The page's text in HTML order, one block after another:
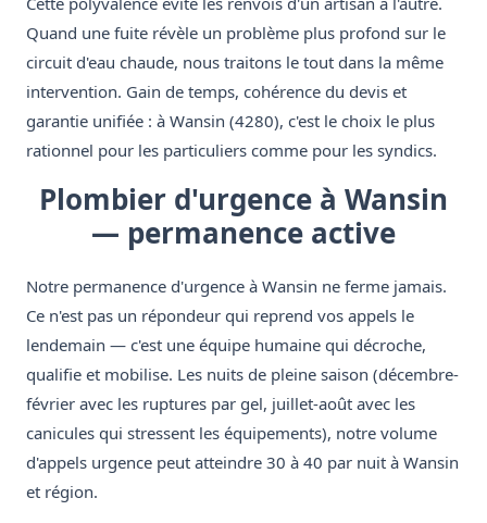
Quand une fuite révèle un problème plus profond sur le
circuit d'eau chaude, nous traitons le tout dans la même
intervention. Gain de temps, cohérence du devis et
garantie unifiée : à Wansin (4280), c'est le choix le plus
rationnel pour les particuliers comme pour les syndics.
Plombier d'urgence à Wansin
— permanence active
Notre permanence d'urgence à Wansin ne ferme jamais.
Ce n'est pas un répondeur qui reprend vos appels le
lendemain — c'est une équipe humaine qui décroche,
qualifie et mobilise. Les nuits de pleine saison (décembre-
février avec les ruptures par gel, juillet-août avec les
canicules qui stressent les équipements), notre volume
d'appels urgence peut atteindre 30 à 40 par nuit à Wansin
et région.